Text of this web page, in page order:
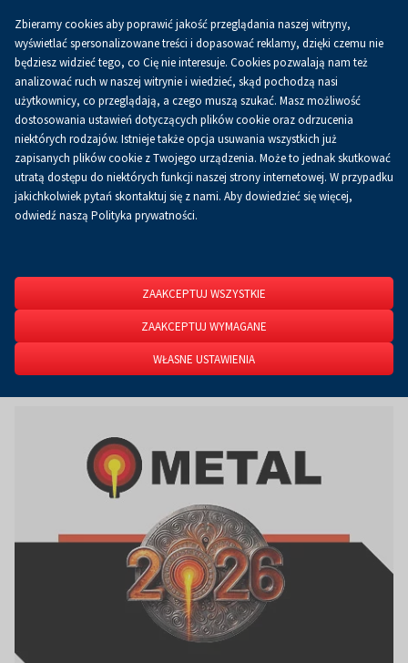
Go to English version
przestrzeń dla rozwoju i przyszłości
przemysłu!
22-24 września 2026
Zbieramy cookies aby poprawić jakość przeglądania naszej witryny,
wyświetlać spersonalizowane treści i dopasować reklamy, dzięki czemu nie
będziesz widzieć tego, co Cię nie interesuje. Cookies pozwalają nam też
analizować ruch w naszej witrynie i wiedzieć, skąd pochodzą nasi
użytkownicy, co przeglądają, a czego muszą szukać. Masz możliwość
dostosowania ustawień dotyczących plików cookie oraz odrzucenia
niektórych rodzajów. Istnieje także opcja usuwania wszystkich już
zapisanych plików cookie z Twojego urządzenia. Może to jednak skutkować
utratą dostępu do niektórych funkcji naszej strony internetowej. W przypadku
jakichkolwiek pytań skontaktuj się z nami. Aby dowiedzieć się więcej,
odwiedź naszą Polityka prywatności.
ZAAKCEPTUJ WSZYSTKIE
ZAAKCEPTUJ WYMAGANE
WŁASNE USTAWIENIA